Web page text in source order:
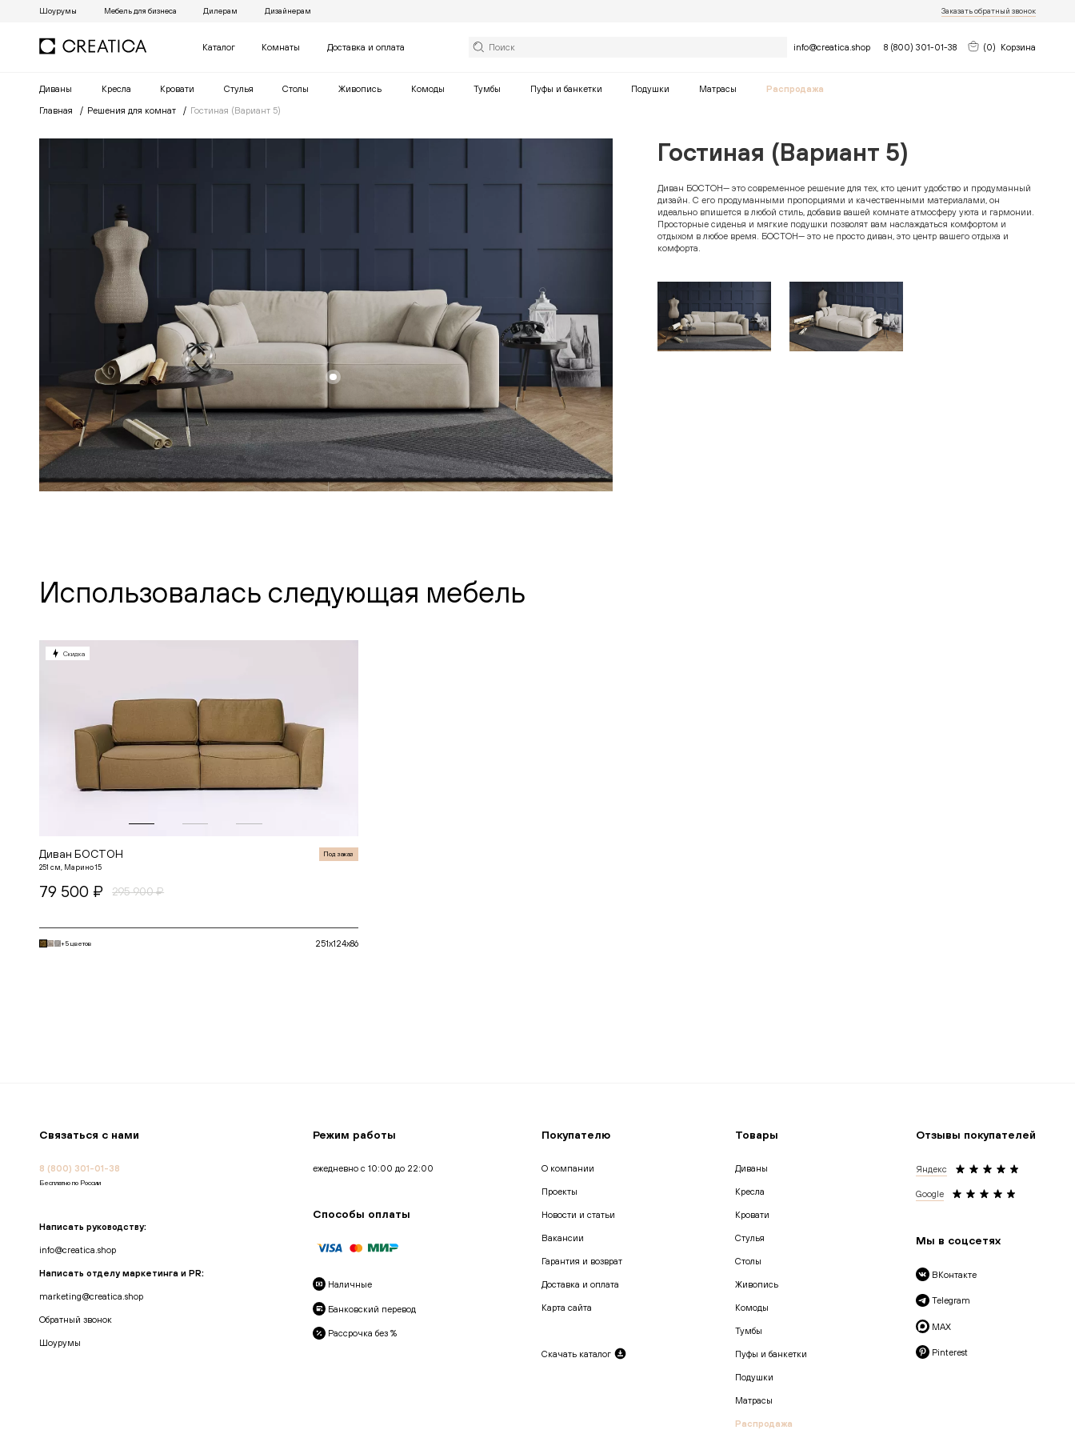
Шоурумы Мебель для бизнеса Дилерам Дизайнерам Заказать обратный звонок
Каталог Комнаты Доставка и оплата Найти
info@creatica.shop 8 (800) 301-01-38 (0) Корзина
Диваны Кресла Кровати Cтулья Столы Живопись Комоды Тумбы Пуфы и банкетки Подушки Матрасы Распродажа
Главная Решения для комнат Гостиная (Вариант 5)
Гостиная (Вариант 5)
Диван БОСТОН— это современное решение для тех, кто ценит удобство и продуманный
дизайн. С его продуманными пропорциями и качественными материалами, он
идеально впишется в любой стиль, добавив вашей комнате атмосферу уюта и гармонии.
Просторные сиденья и мягкие подушки позволят вам наслаждаться комфортом и
отдыхом в любое время. БОСТОН— это не просто диван, это центр вашего отдыха и
комфорта.
Использовалась следующая мебель
Скидка
Диван БОСТОН Под заказ
251 см, Марино 15
79 500 ₽ 295 900 ₽
+5 цветов 251x124x86
Связаться с нами
8 (800) 301-01-38
Бесплатно по России
Написать руководству:
info@creatica.shop
Написать отделу маркетинга и PR:
marketing@creatica.shop
Обратный звонок
Шоурумы
Режим работы
ежедневно с 10:00 до 22:00
Способы оплаты
Наличные
Банковский перевод
Рассрочка без %
Покупателю
О компании
Проекты
Новости и статьи
Вакансии
Гарантия и возврат
Доставка и оплата
Карта сайта
Скачать каталог
Товары
Диваны
Кресла
Кровати
Cтулья
Столы
Живопись
Комоды
Тумбы
Пуфы и банкетки
Подушки
Матрасы
Распродажа
Отзывы покупателей
Яндекс
Google
Мы в соцсетях
ВКонтакте
Telegram
MAX
Pinterest